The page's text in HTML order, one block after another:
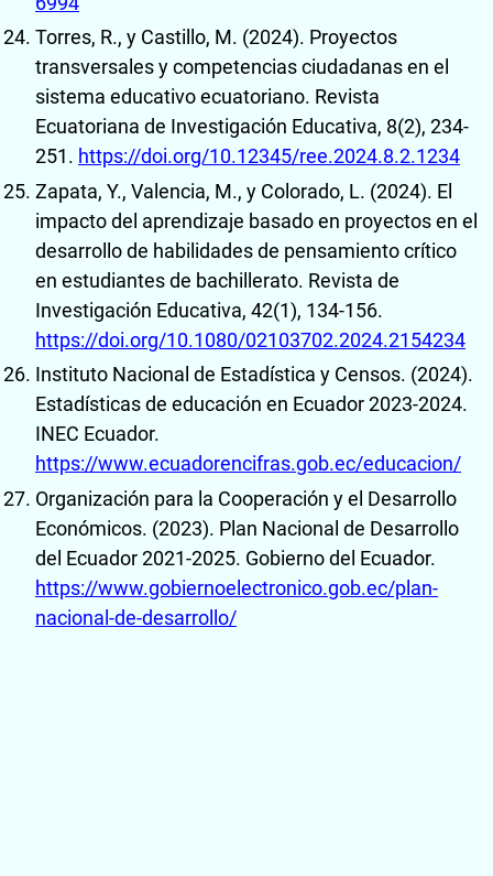
Torres, R., y Castillo, M. (2024). Proyectos
transversales y competencias ciudadanas en el
sistema educativo ecuatoriano. Revista
Ecuatoriana de Investigación Educativa, 8(2), 234-
251. https://doi.org/10.12345/ree.2024.8.2.1234
Zapata, Y., Valencia, M., y Colorado, L. (2024). El
impacto del aprendizaje basado en proyectos en el
desarrollo de habilidades de pensamiento crítico
en estudiantes de bachillerato. Revista de
Investigación Educativa, 42(1), 134-156.
https://doi.org/10.1080/02103702.2024.2154234
Instituto Nacional de Estadística y Censos. (2024).
Estadísticas de educación en Ecuador 2023-2024.
INEC Ecuador.
https://www.ecuadorencifras.gob.ec/educacion/
Organización para la Cooperación y el Desarrollo
Económicos. (2023). Plan Nacional de Desarrollo
del Ecuador 2021-2025. Gobierno del Ecuador.
https://www.gobiernoelectronico.gob.ec/plan-
nacional-de-desarrollo/